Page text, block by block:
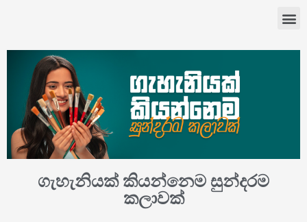
ගැහැනියක් කියන්නෙම සුන්දරම
කලාවක්